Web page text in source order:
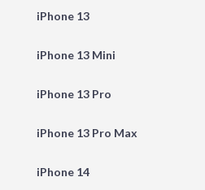
iPhone 13
iPhone 13 Mini
iPhone 13 Pro
iPhone 13 Pro Max
iPhone 14